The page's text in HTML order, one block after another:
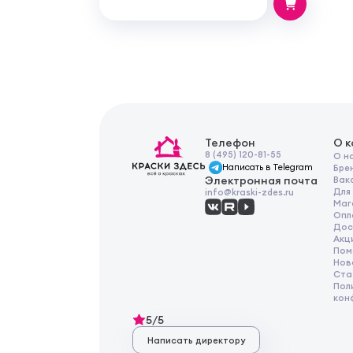
Телефон
8 (495) 120-81-55
Написать в Telegram
Электронная почта
info@kraski-zdes.ru
5/5
Написать директору
О
О
Для